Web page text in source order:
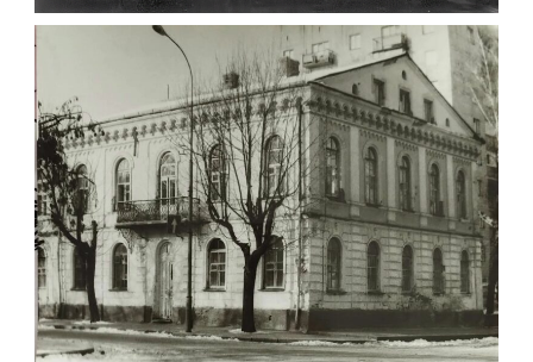
КОРОЛЬОВУ, ВІДЕО ВІДКРИТТЯ 1971
Відео Житомира
Фото
Житомир (1970-1980)
Leave a comment
БУДИНОК МІСЬКОГО ГОЛОВИ І.